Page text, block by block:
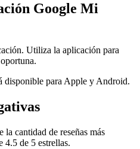
Google Mi
Utiliza la aplicación para
disponible para Apple y Android.
la cantidad de reseñas más
4.5 de 5 estrellas.